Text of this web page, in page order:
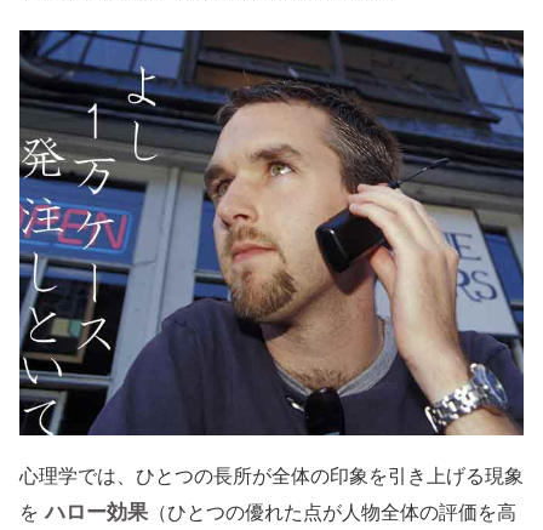
心理学では、ひとつの長所が全体の印象を引き上げる現象
を ハロー効果 （ひとつの優れた点が人物全体の評価を高